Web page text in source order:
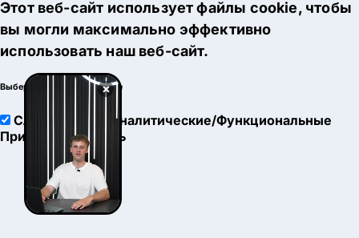
×
Этот веб-сайт использует файлы cookie, чтобы
вы могли максимально эффективно
использовать наш веб-сайт.
Выберите настройки cookie
Служебные
Аналитические/Функциональные
Принять
Настроить